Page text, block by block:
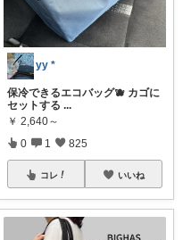
yy *
保冷できるエコバッグ🫐 カゴに
セットする ...
￥ 2,640～
0 1 825
コレ いいね